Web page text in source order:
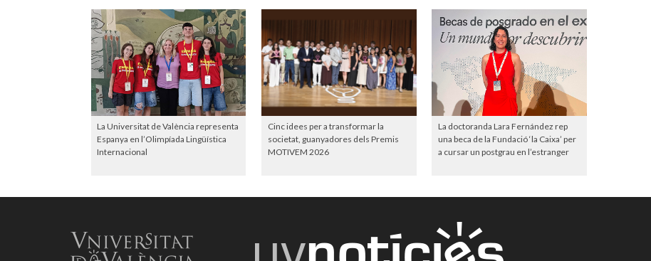
La Universitat de València representa
Espanya en l’Olimpíada Lingüística
Internacional
Cinc idees per a transformar la
societat, guanyadores dels Premis
MOTIVEM 2026
La doctoranda Lara Fernández rep
una beca de la Fundació ‘la Caixa’ per
a cursar un postgrau en l’estranger